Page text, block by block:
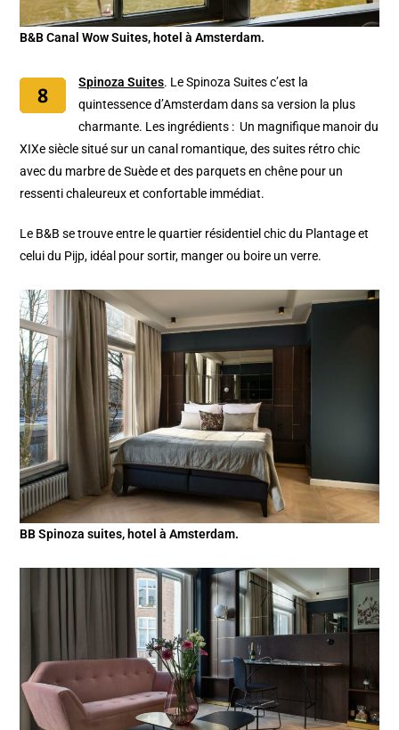
B&B Canal Wow Suites, hotel à Amsterdam.
Spinoza Suites. Le Spinoza Suites c’est la
quintessence d’Amsterdam dans sa version la plus
charmante. Les ingrédients : Un magnifique manoir du
XIXe siècle situé sur un canal romantique, des suites rétro chic
avec du marbre de Suède et des parquets en chêne pour un
ressenti chaleureux et confortable immédiat.
Le B&B se trouve entre le quartier résidentiel chic du Plantage et
celui du Pijp, idéal pour sortir, manger ou boire un verre.
BB Spinoza suites, hotel à Amsterdam.